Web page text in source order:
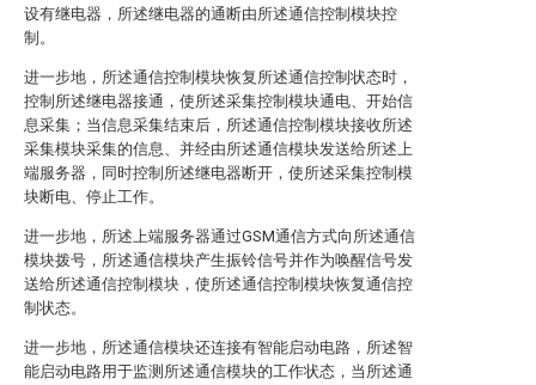
设有继电器，所述继电器的通断由所述通信控制模块控
制。
进一步地，所述通信控制模块恢复所述通信控制状态时，
控制所述继电器接通，使所述采集控制模块通电、开始信
息采集；当信息采集结束后，所述通信控制模块接收所述
采集模块采集的信息、并经由所述通信模块发送给所述上
端服务器，同时控制所述继电器断开，使所述采集控制模
块断电、停止工作。
进一步地，所述上端服务器通过GSM通信方式向所述通信
模块拨号，所述通信模块产生振铃信号并作为唤醒信号发
送给所述通信控制模块，使所述通信控制模块恢复通信控
制状态。
进一步地，所述通信模块还连接有智能启动电路，所述智
能启动电路用于监测所述通信模块的工作状态，当所述通